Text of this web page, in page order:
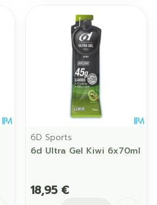
6D Sports
6d Ultra Gel Kiwi 6x70ml
18,95 €